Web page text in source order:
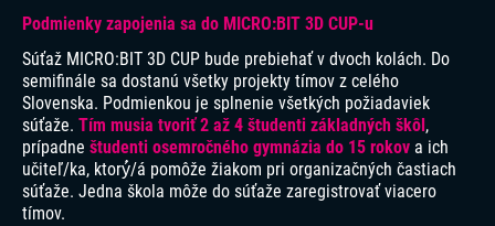
Podmienky zapojenia sa do MICRO:BIT 3D CUP-u
Súťaž MICRO:BIT 3D CUP bude prebiehať v dvoch kolách. Do
semifinále sa dostanú všetky projekty tímov z celého
Slovenska. Podmienkou je splnenie všetkých požiadaviek
súťaže. Tím musia tvoriť 2 až 4 študenti základných škôl ,
prípadne študenti osemročného gymnázia do 15 rokov a ich
učiteľ/ka, ktorý́/á pomôže žiakom pri organizačných častiach
súťaže. Jedna škola môže do súťaže zaregistrovať viacero
tímov.